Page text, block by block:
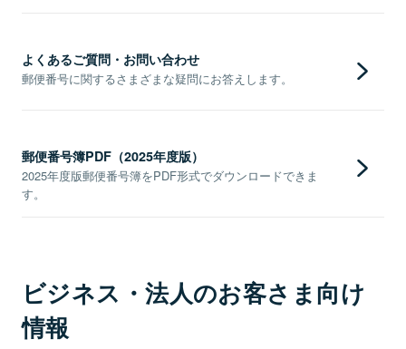
よくあるご質問・お問い合わせ
郵便番号に関するさまざまな疑問にお答えします。
郵便番号簿PDF（2025年度版）
2025年度版郵便番号簿をPDF形式でダウンロードできま
す。
ビジネス・法人のお客さま向け
情報